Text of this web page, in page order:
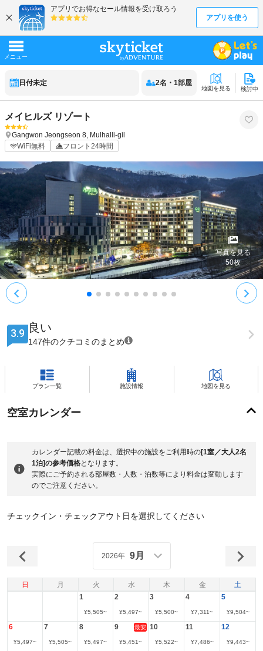
日付未定 2名 ・ 1部屋
地図を見る 検討中
メイヒルズ リゾート
Gangwon Jeongseon 8, Mulhalli-gil
WiFi無料
フロント24時間
写真を見る
50枚
3.9 良い
147件のクチコミのまとめ
プラン一覧 施設情報 地図を見る
空室カレンダー
カレンダー記載の料金は、選択中の施設をご利用時の[1室／大人2名
1泊]の参考価格となります。
実際にご予約される部屋数・人数・泊数等により料金は変動します
のでご注意ください。
チェックイン・チェックアウト日を選択してください
日 月 火 水 木 金 土
2026年 9月
1
¥5,505~
2
¥5,497~
3
¥5,500~
4
¥7,311~
5
¥9,504~
6
¥5,497~
7
¥5,505~
8
¥5,497~
9 最安
¥5,451~
10
¥5,522~
11
¥7,486~
12
¥9,443~